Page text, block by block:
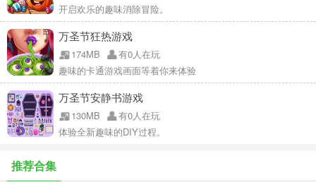
开启欢乐的趣味消除冒险。
万圣节狂热游戏
174MB
有0人在玩
趣味的卡通游戏画面等着你来体验
万圣节安静书游戏
130MB
有0人在玩
体验全新趣味的DIY过程。
推荐合集